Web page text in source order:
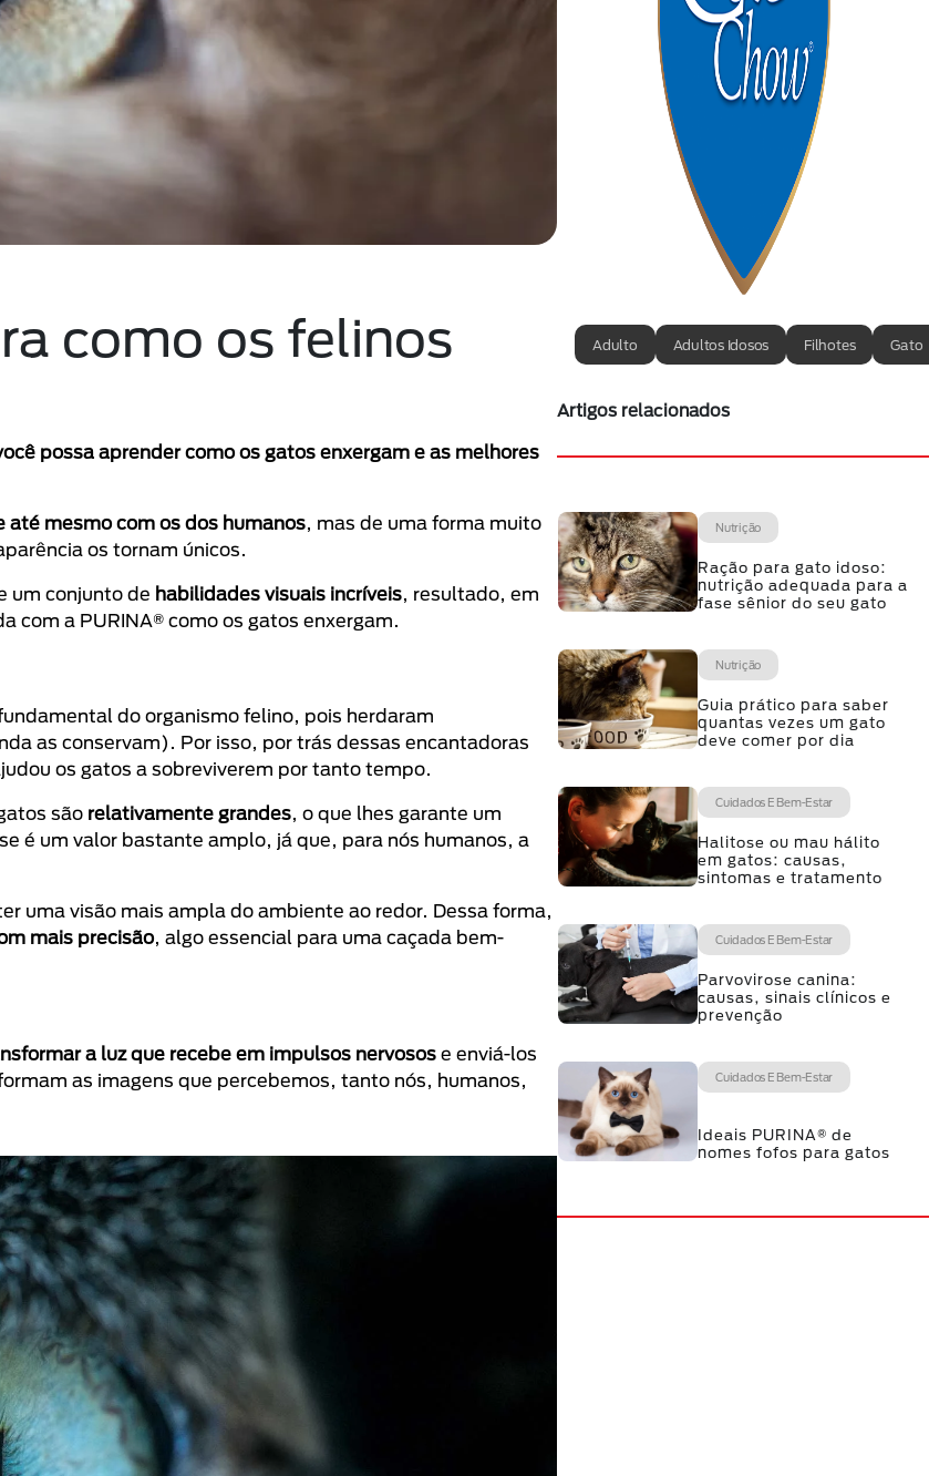
como os felinos
possa aprender como os gatos enxergam e as melhores
até mesmo com os dos humanos, mas de uma forma muito
os tornam únicos.
um conjunto de habilidades visuais incríveis, resultado, em
com a PURINA® como os gatos enxergam.
do organismo felino, pois herdaram
as conservam). Por isso, por trás dessas encantadoras
os gatos a sobreviverem por tanto tempo.
são relativamente grandes, o que lhes garante um
é um valor bastante amplo, já que, para nós humanos, a
uma visão mais ampla do ambiente ao redor. Dessa forma,
mais precisão, algo essencial para uma caçada bem-
a luz que recebe em impulsos nervosos e enviá-los
as imagens que percebemos, tanto nós, humanos,
Adulto Adultos Idosos Filhotes Gato
Artigos relacionados
Nutrição
Ração para gato idoso:
nutrição adequada para a
fase sênior do seu gato
Nutrição
Guia prático para saber
quantas vezes um gato
deve comer por dia
Cuidados E Bem-Estar
Halitose ou mau hálito
em gatos: causas,
sintomas e tratamento
Cuidados E Bem-Estar
Parvovirose canina:
causas, sinais clínicos e
prevenção
Cuidados E Bem-Estar
Ideais PURINA® de
nomes fofos para gatos